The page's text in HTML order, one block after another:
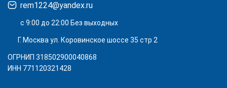
rem1224@yandex.ru
с 9:00 до 22:00 Без выходных
Г. Москва ул. Коровинское шоссе 35 стр 2
ОГРНИП 318502900040868
ИНН 771120321428